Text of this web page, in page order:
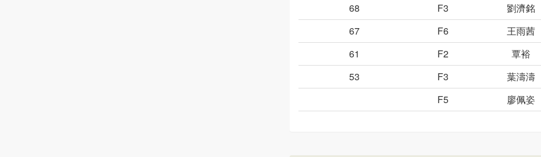
68
F3 劉濟銘
67
F6 王雨茜
61
F2 覃裕
53
F3 葉濤濤
F5
廖佩姿